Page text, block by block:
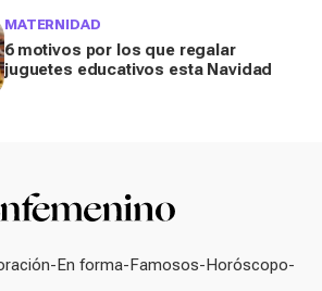
MATERNIDAD
6 motivos por los que regalar
juguetes educativos esta Navidad
En forma Famosos Horóscopo